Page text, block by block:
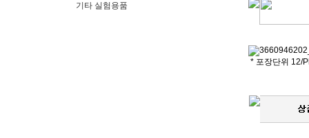
기타 실험용품
* 포장단위 12/